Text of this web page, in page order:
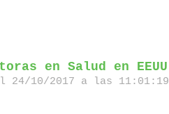
en Salud en EEUU
24/10/2017 a las 11:01:19